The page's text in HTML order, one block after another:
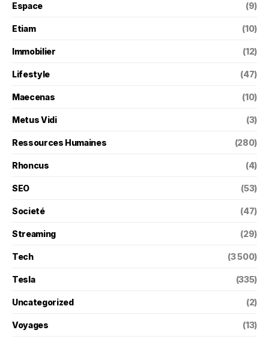
Espace (9)
Etiam (10)
Immobilier (12)
Lifestyle (47)
Maecenas (10)
Metus Vidi (3)
Ressources Humaines (280)
Rhoncus (4)
SEO (53)
Societé (47)
Streaming (29)
Tech (3 500)
Tesla (335)
Uncategorized (2)
Voyages (13)